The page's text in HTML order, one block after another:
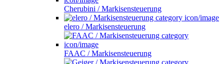
Cherubini / Markisensteuerung
elero / Markisensteuerung
FAAC / Markisensteuerung